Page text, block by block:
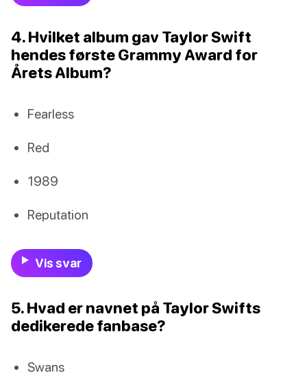
4. Hvilket album gav Taylor Swift
hendes første Grammy Award for
Årets Album?
Fearless
Red
1989
Reputation
Vis svar
5. Hvad er navnet på Taylor Swifts
dedikerede fanbase?
Swans